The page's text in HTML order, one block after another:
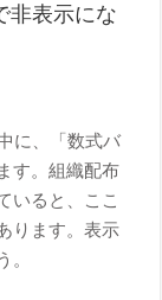
非表示にな
に、「数式バ
す。組織配布
いると、ここ
ります。表示